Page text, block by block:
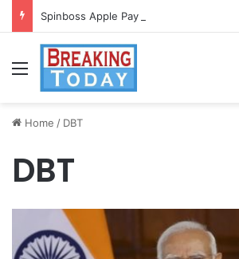
Spinboss Apple Pay dla graczy na iPhone
Menu
Home / DBT
DBT